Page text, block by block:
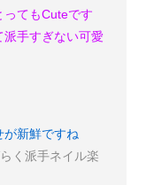
ってもCuteです
派手すぎない可愛
が新鮮ですね
く派手ネイル楽